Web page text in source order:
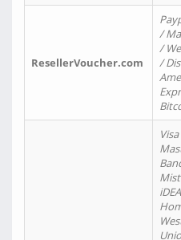
ResellerVoucher.com
/
/
/